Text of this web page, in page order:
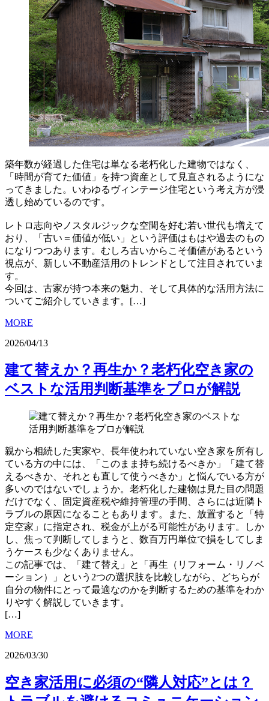
築年数が経過した住宅は単なる老朽化した建物ではなく、
「時間が育てた価値」を持つ資産として見直されるようにな
ってきました。いわゆるヴィンテージ住宅という考え方が浸
透し始めているのです。
レトロ志向やノスタルジックな空間を好む若い世代も増えて
おり、「古い＝価値が低い」という評価はもはや過去のもの
になりつつあります。むしろ古いからこそ価値があるという
視点が、新しい不動産活用のトレンドとして注目されていま
す。
今回は、古家が持つ本来の魅力、そして具体的な活用方法に
ついてご紹介していきます。[…]
MORE
2026/04/13
建て替えか？再生か？老朽化空き家の
ベストな活用判断基準をプロが解説
親から相続した実家や、長年使われていない空き家を所有し
ている方の中には、「このまま持ち続けるべきか」「建て替
えるべきか、それとも直して使うべきか」と悩んでいる方が
多いのではないでしょうか。老朽化した建物は見た目の問題
だけでなく、固定資産税や維持管理の手間、さらには近隣ト
ラブルの原因になることもあります。また、放置すると「特
定空家」に指定され、税金が上がる可能性があります。しか
し、焦って判断してしまうと、数百万円単位で損をしてしま
うケースも少なくありません。
この記事では、「建て替え」と「再生（リフォーム・リノベ
ーション）」という2つの選択肢を比較しながら、どちらが
自分の物件にとって最適なのかを判断するための基準をわか
りやすく解説していきます。
[…]
MORE
2026/03/30
空き家活用に必須の“隣人対応”とは？